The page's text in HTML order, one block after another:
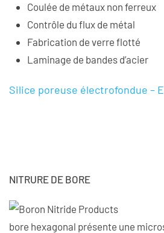
Coulée de métaux non ferreux
Contrôle du flux de métal
Fabrication de verre flotté
Laminage de bandes d’acier
Silice poreuse électrofondue –
NITRURE DE BORE
bore hexagonal présente une